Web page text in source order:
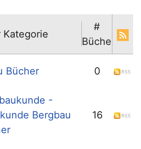
Kategorie
#
Bücher
Bücher 0
-
Bergbau
16